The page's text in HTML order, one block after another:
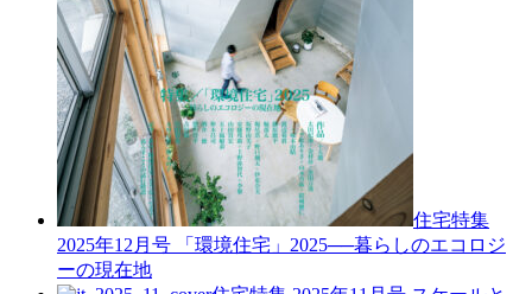
住宅特集
2025年12月号
「環境住宅」2025──暮らしのエコロジ
ーの現在地